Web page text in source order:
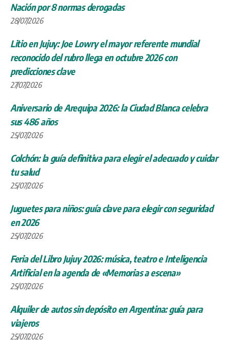
Nación por 8 normas derogadas
28/07/2026
Litio en Jujuy: Joe Lowry el mayor referente mundial
reconocido del rubro llega en octubre 2026 con
predicciones clave
27/07/2026
Aniversario de Arequipa 2026: la Ciudad Blanca celebra
sus 486 años
25/07/2026
Colchón: la guía definitiva para elegir el adecuado y cuidar
tu salud
25/07/2026
Juguetes para niños: guía clave para elegir con seguridad
en 2026
25/07/2026
Feria del Libro Jujuy 2026: música, teatro e Inteligencia
Artificial en la agenda de «Memorias a escena»
25/07/2026
Alquiler de autos sin depósito en Argentina: guía para
viajeros
25/07/2026